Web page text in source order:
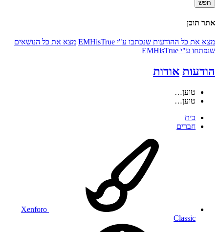
חפש
אתר תוכן
מצא את כל ההודעות שנכתבו ע"י EMHisTrue
מצא את כל הנושאים
שנפתחו ע"י EMHisTrue
הודעות אודות
טוען…
טוען…
בית
חברים
Xenforo
Classic